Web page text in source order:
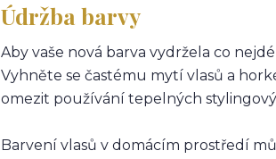
Údržba barvy
Aby vaše nová barva vydržela co
Vyhněte se častému mytí vlasů a
omezit používání tepelných
Barvení vlasů v domácím prostředí